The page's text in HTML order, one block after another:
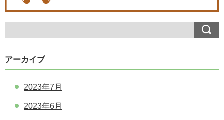
アーカイブ
2023年7月
2023年6月